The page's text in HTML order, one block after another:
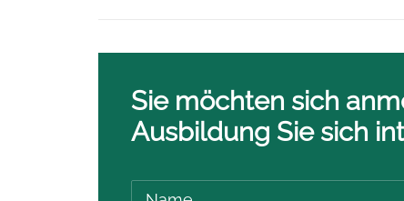
Sie möchten sich
Ausbildung Sie sich